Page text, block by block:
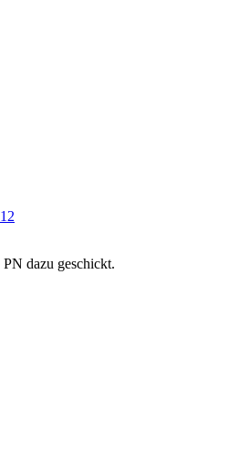
dazu geschickt.